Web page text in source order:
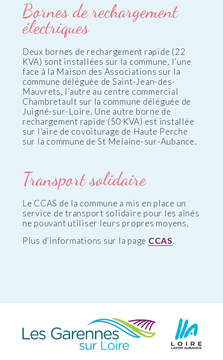
Bornes de rechargement
électriques
Deux bornes de rechargement rapide (22
KVA) sont installées sur la commune, l’une
face à la Maison des Associations sur la
commune déléguée de Saint-Jean-des-
Mauvrets, l’autre au centre commercial
Chambretault sur la commune déléguée de
Juigné-sur-Loire. Une autre borne de
rechargement rapide (50 KVA) est installée
sur l’aire de covoiturage de Haute Perche
sur la commune de St Melaine-sur-Aubance.
Transport solidaire
Le CCAS de la commune a mis en place un
service de transport solidaire pour les aînés
ne pouvant utiliser leurs propres moyens.
Plus d’informations sur la page CCAS.